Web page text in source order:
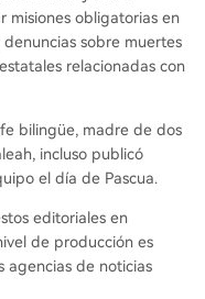
misiones obligatorias en
sobre muertes
relacionadas con
bilingüe, madre de dos
incluso publicó
el día de Pascua.
editoriales en
de producción es
agencias de noticias